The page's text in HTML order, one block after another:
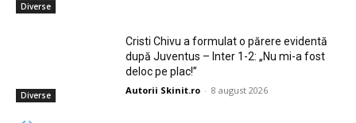
Diverse
Diverse
Cristi Chivu a formulat o părere evidentă
după Juventus – Inter 1-2: „Nu mi-a fost
deloc pe plac!”
Autorii Skinit.ro - 8 august 2026